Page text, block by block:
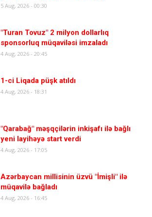
5 Aug, 2026 - 00:30
"Turan Tovuz" 2 milyon dollarlıq
sponsorluq müqaviləsi imzaladı
4 Aug, 2026 - 20:45
1-ci Liqada püşk atıldı
4 Aug, 2026 - 18:31
"Qarabağ" məşqçilərin inkişafı ilə bağlı
yeni layihəyə start verdi
4 Aug, 2026 - 17:05
Azərbaycan millisinin üzvü "İmişli" ilə
müqavilə bağladı
4 Aug, 2026 - 16:45